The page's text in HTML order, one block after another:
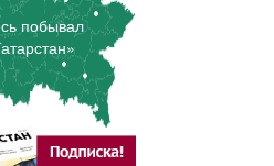
побывал